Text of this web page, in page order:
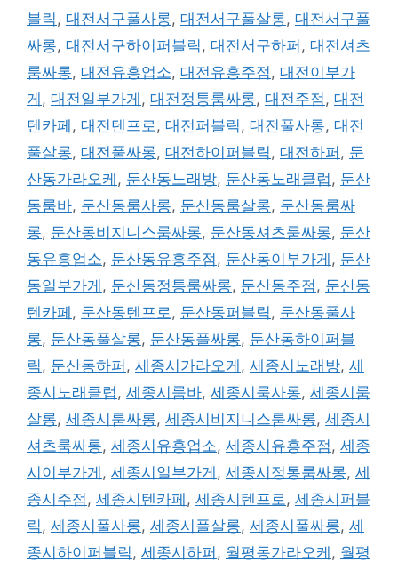
블릭, 대전서구풀사롱, 대전서구풀살롱, 대전서구풀
싸롱, 대전서구하이퍼블릭, 대전서구하퍼 , 대전셔츠
룸싸롱, 대전유흥업소, 대전유흥주점, 대전이부가
게 , 대전일부가게 , 대전정통룸싸롱, 대전주점, 대전
텐카페 , 대전텐프로, 대전퍼블릭, 대전풀사롱, 대전
풀살롱, 대전풀싸롱, 대전하이퍼블릭, 대전하퍼 , 둔
산동가라오케 , 둔산동노래방, 둔산동노래클럽, 둔산
동룸바, 둔산동룸사롱, 둔산동룸살롱, 둔산동룸싸
롱, 둔산동비지니스룸싸롱, 둔산동셔츠룸싸롱, 둔산
동유흥업소, 둔산동유흥주점, 둔산동이부가게 , 둔산
동일부가게 , 둔산동정통룸싸롱, 둔산동주점, 둔산동
텐카페 , 둔산동텐프로, 둔산동퍼블릭, 둔산동풀사
롱, 둔산동풀살롱, 둔산동풀싸롱, 둔산동하이퍼블
릭, 둔산동하퍼 , 세종시가라오케 , 세종시노래방, 세
종시노래클럽, 세종시룸바, 세종시룸사롱, 세종시룸
살롱, 세종시룸싸롱, 세종시비지니스룸싸롱, 세종시
셔츠룸싸롱, 세종시유흥업소, 세종시유흥주점, 세종
시이부가게 , 세종시일부가게 , 세종시정통룸싸롱, 세
종시주점, 세종시텐카페 , 세종시텐프로, 세종시퍼블
릭, 세종시풀사롱, 세종시풀살롱, 세종시풀싸롱, 세
종시하이퍼블릭, 세종시하퍼 , 월평동가라오케 , 월평